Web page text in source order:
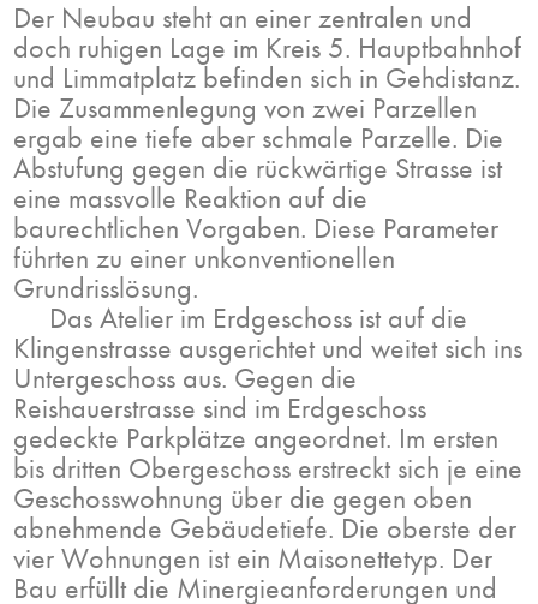
Der Neubau steht an einer zentralen und
doch ruhigen Lage im Kreis 5. Hauptbahnhof
und Limmatplatz befinden sich in Gehdistanz.
Die Zusammenlegung von zwei Parzellen
ergab eine tiefe aber schmale Parzelle. Die
Abstufung gegen die rückwärtige Strasse ist
eine massvolle Reaktion auf die
baurechtlichen Vorgaben. Diese Parameter
führten zu einer unkonventionellen
Grundrisslösung.
Das Atelier im Erdgeschoss ist auf die
Klingenstrasse ausgerichtet und weitet sich ins
Untergeschoss aus. Gegen die
Reishauerstrasse sind im Erdgeschoss
gedeckte Parkplätze angeordnet. Im ersten
bis dritten Obergeschoss erstreckt sich je eine
Geschosswohnung über die gegen oben
abnehmende Gebäudetiefe. Die oberste der
vier Wohnungen ist ein Maisonettetyp. Der
Bau erfüllt die Minergieanforderungen und